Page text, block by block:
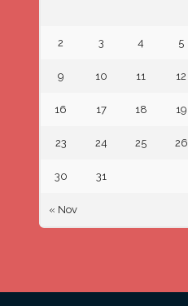
« Nov
2 3 4 5
9 10 11 12
16 17 18 19
23 24 25 26
30 31